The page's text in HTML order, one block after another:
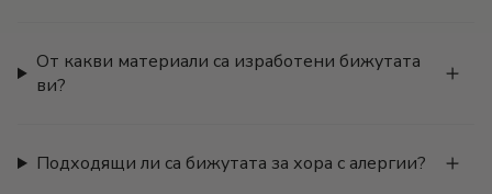
От какви материали са изработени бижутата
ви?
Подходящи ли са бижутата за хора с алергии?